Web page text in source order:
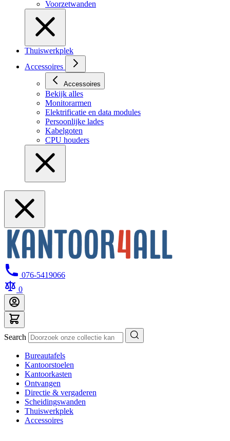
Voorzetwanden
Thuiswerkplek
Accessoires
Accessoires
Bekijk alles
Monitorarmen
Elektrificatie en data modules
Persoonlijke lades
Kabelgoten
CPU houders
076-5419066
0
Search
Bureautafels
Kantoorstoelen
Kantoorkasten
Ontvangen
Directie & vergaderen
Scheidingswanden
Thuiswerkplek
Accessoires